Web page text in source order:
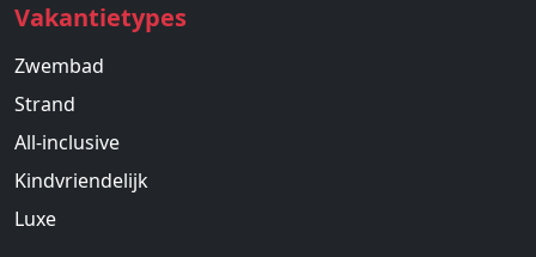
Vakantietypes
Zwembad
Strand
All-inclusive
Kindvriendelijk
Luxe